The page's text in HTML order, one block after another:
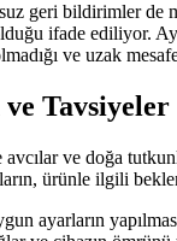
geri bildirimler de
ifade ediliyor.
ve uzak
Tavsiyeler
ve doğa
ürünle ilgili
ayarların